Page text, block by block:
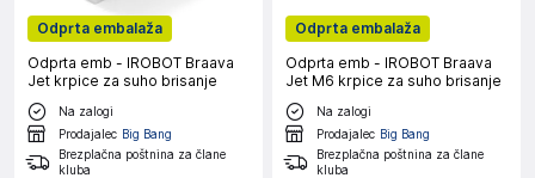
Odprta embalaža
Odprta emb - IROBOT Braava
Jet krpice za suho brisanje
Na zalogi
Prodajalec Big Bang
Brezplačna poštnina za člane
kluba
Odprta embalaža
Odprta emb - IROBOT Braava
Jet M6 krpice za suho brisanje
Na zalogi
Prodajalec Big Bang
Brezplačna poštnina za člane
kluba